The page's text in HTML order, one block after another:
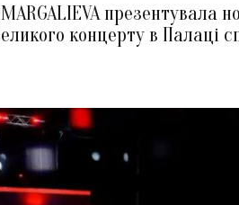
презентувала
концерту в Палаці